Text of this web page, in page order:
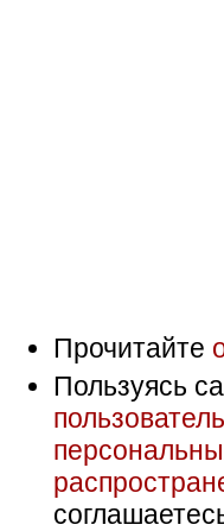
Прочитайте
Пользуясь